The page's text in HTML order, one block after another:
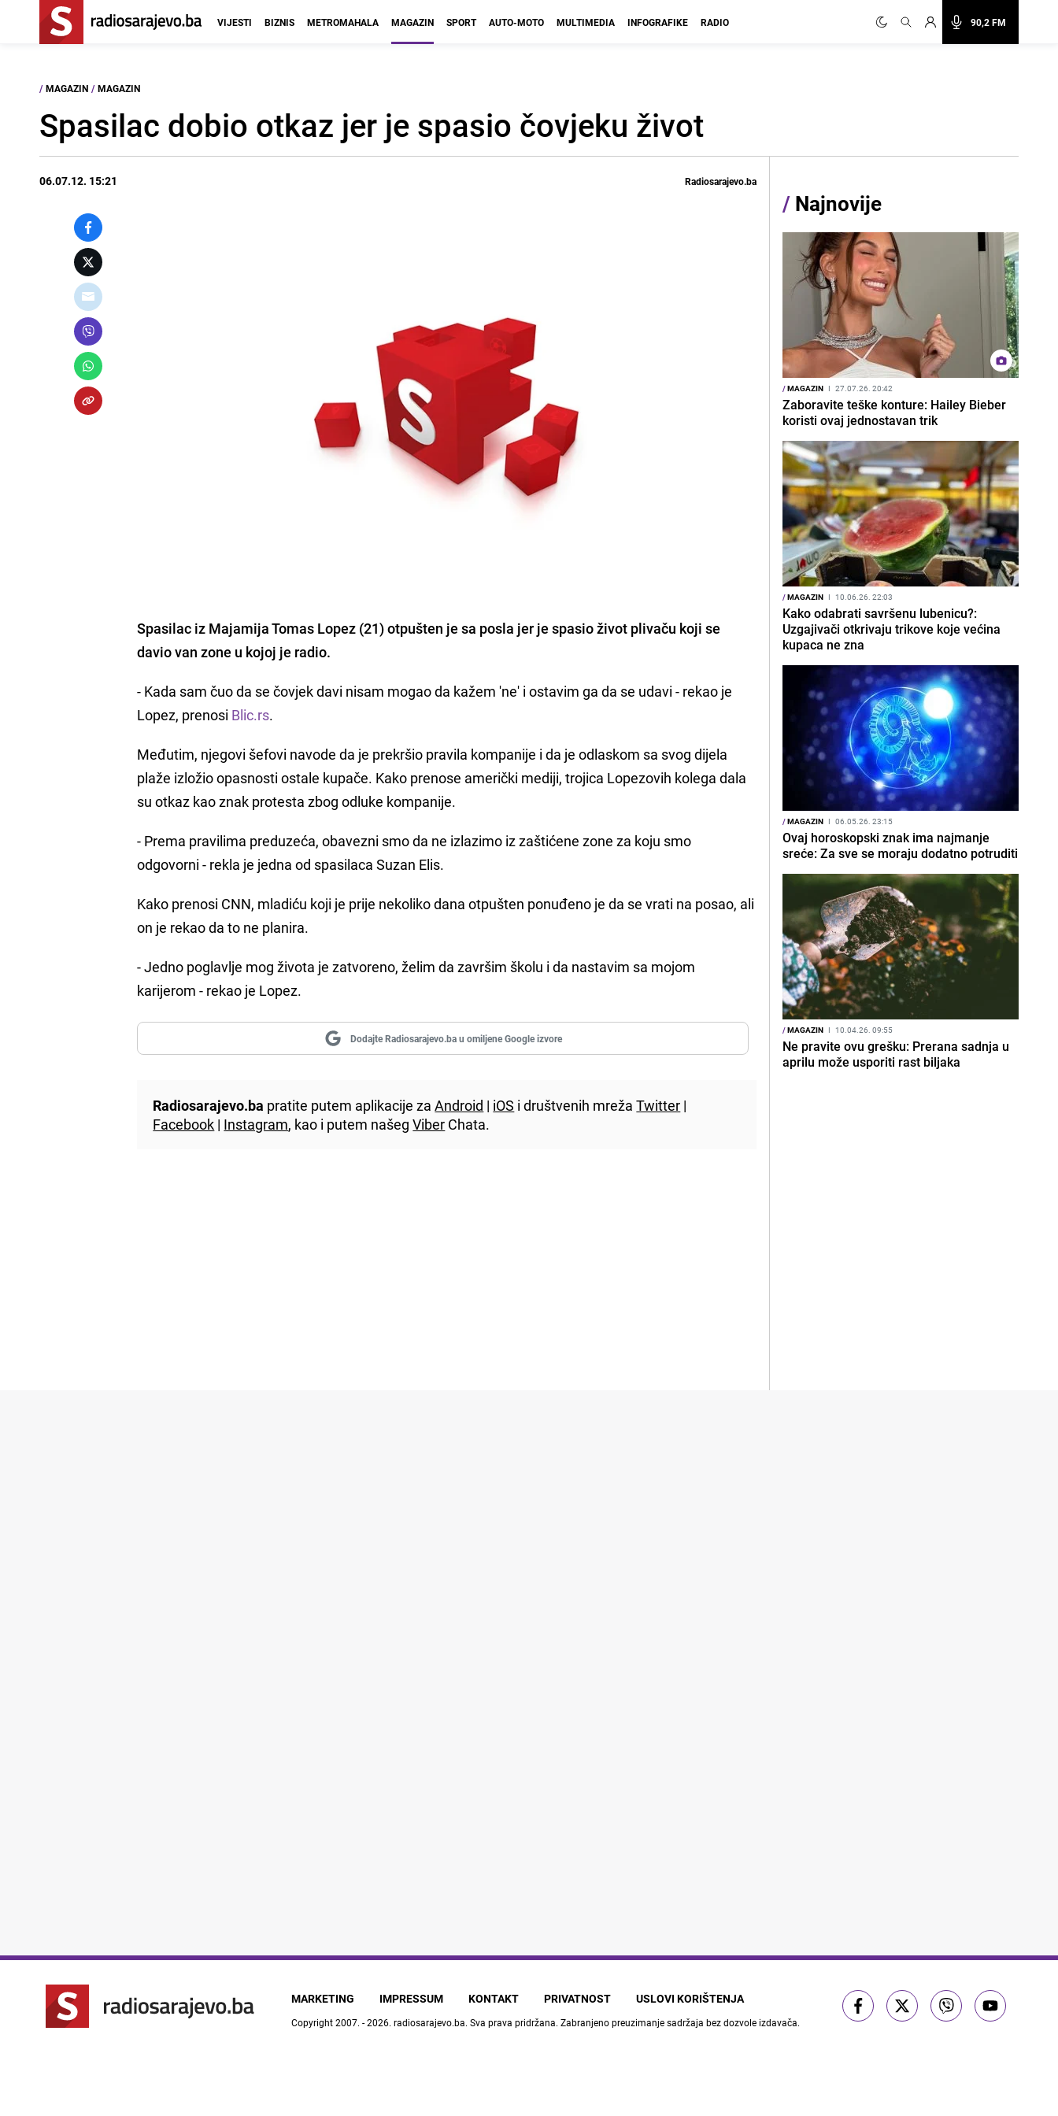
90,2 FM
VIJESTI BIZNIS METROMAHALA MAGAZIN SPORT AUTO-MOTO MULTIMEDIA INFOGRAFIKE RADIO
/ MAGAZIN / MAGAZIN
Spasilac dobio otkaz jer je spasio čovjeku život
06.07.12. 15:21 Radiosarajevo.ba
Spasilac iz Majamija Tomas Lopez (21) otpušten je sa posla jer je spasio život plivaču koji se
davio van zone u kojoj je radio.
- Kada sam čuo da se čovjek davi nisam mogao da kažem 'ne' i ostavim ga da se udavi - rekao je
Lopez, prenosi Blic.rs.
Međutim, njegovi šefovi navode da je prekršio pravila kompanije i da je odlaskom sa svog dijela
plaže izložio opasnosti ostale kupače. Kako prenose američki mediji, trojica Lopezovih kolega dala
su otkaz kao znak protesta zbog odluke kompanije.
- Prema pravilima preduzeća, obavezni smo da ne izlazimo iz zaštićene zone za koju smo
odgovorni - rekla je jedna od spasilaca Suzan Elis.
Kako prenosi CNN, mladiću koji je prije nekoliko dana otpušten ponuđeno je da se vrati na posao, ali
on je rekao da to ne planira.
- Jedno poglavlje mog života je zatvoreno, želim da završim školu i da nastavim sa mojom
karijerom - rekao je Lopez.
Dodajte Radiosarajevo.ba u omiljene Google izvore
Radiosarajevo.ba pratite putem aplikacije zaAndroid | iOS i društvenih mrežaTwitter |
Facebook | Instagram, kao i putem našegViber Chata.
/ Najnovije
/MAGAZIN I 27.07.26. 20:42
Zaboravite teške konture: Hailey Bieber
koristi ovaj jednostavan trik
/MAGAZIN I 10.06.26. 22:03
Kako odabrati savršenu lubenicu?:
Uzgajivači otkrivaju trikove koje većina
kupaca ne zna
/MAGAZIN I 06.05.26. 23:15
Ovaj horoskopski znak ima najmanje
sreće: Za sve se moraju dodatno potruditi
/MAGAZIN I 10.04.26. 09:55
Ne pravite ovu grešku: Prerana sadnja u
aprilu može usporiti rast biljaka
MARKETING IMPRESSUM KONTAKT PRIVATNOST USLOVI KORIŠTENJA
Copyright 2007. - 2026. radiosarajevo.ba. Sva prava pridržana. Zabranjeno preuzimanje sadržaja bez dozvole izdavača.